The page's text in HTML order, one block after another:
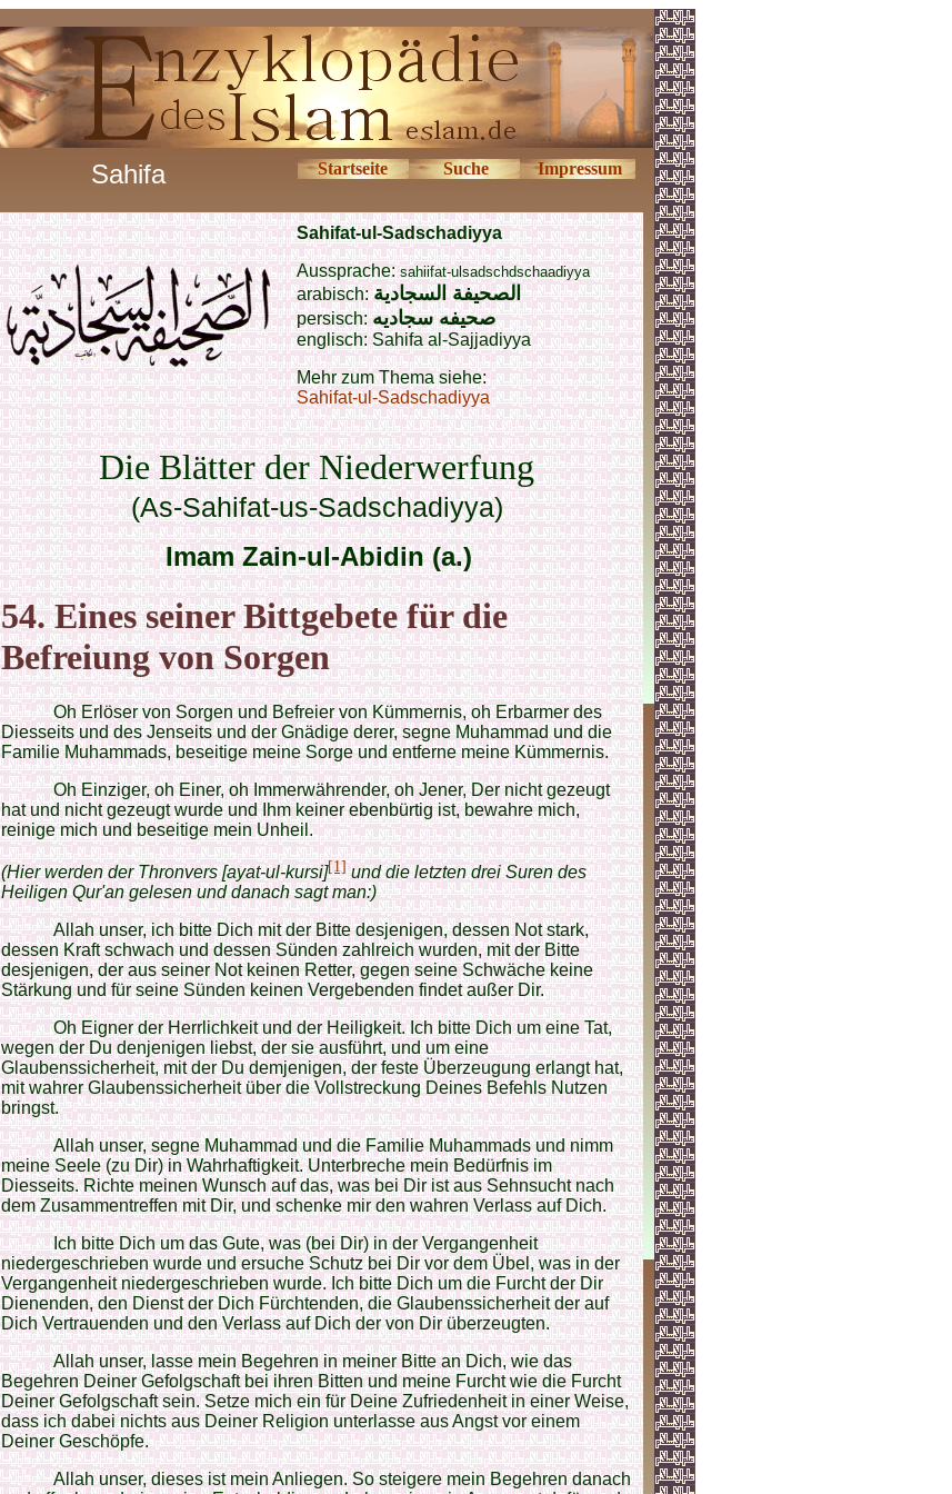
Sahifa Startseite Suche Impressum
Sahifat-ul-Sadschadiyya
Aussprache:sahiifat-ulsadschdschaadiyya
arabisch:الصحيفة السجادية
persisch:صحیفه سجادیه
englisch:Sahifa al-Sajjadiyya
Mehr zum Thema siehe:
Sahifat-ul-Sadschadiyya
Die Blätter der Niederwerfung
(As-Sahifat-us-Sadschadiyya)
Imam Zain-ul-Abidin (a.)
54. Eines seiner Bittgebete für die
Befreiung von Sorgen
Oh Erlöser von Sorgen und Befreier von Kümmernis, oh Erbarmer des
Diesseits und des Jenseits und der Gnädige derer, segne Muhammad und die
Familie Muhammads, beseitige meine Sorge und entferne meine Kümmernis.
Oh Einziger, oh Einer, oh Immerwährender, oh Jener, Der nicht gezeugt
hat und nicht gezeugt wurde und Ihm keiner ebenbürtig ist, bewahre mich,
reinige mich und beseitige mein Unheil.
(Hier werden der Thronvers [ayat-ul-kursi][1]und die letzten drei Suren des
Heiligen Qur'an gelesen und danach sagt man:)
Allah unser, ich bitte Dich mit der Bitte desjenigen, dessen Not stark,
dessen Kraft schwach und dessen Sünden zahlreich wurden, mit der Bitte
desjenigen, der aus seiner Not keinen Retter, gegen seine Schwäche keine
Stärkung und für seine Sünden keinen Vergebenden findet außer Dir.
Oh Eigner der Herrlichkeit und der Heiligkeit. Ich bitte Dich um eine Tat,
wegen der Du denjenigen liebst, der sie ausführt, und um eine
Glaubenssicherheit, mit der Du demjenigen, der feste Überzeugung erlangt hat,
mit wahrer Glaubenssicherheit über die Vollstreckung Deines Befehls Nutzen
bringst.
Allah unser, segne Muhammad und die Familie Muhammads und nimm
meine Seele (zu Dir) in Wahrhaftigkeit. Unterbreche mein Bedürfnis im
Diesseits. Richte meinen Wunsch auf das, was bei Dir ist aus Sehnsucht nach
dem Zusammentreffen mit Dir, und schenke mir den wahren Verlass auf Dich.
Ich bitte Dich um das Gute, was (bei Dir) in der Vergangenheit
niedergeschrieben wurde und ersuche Schutz bei Dir vor dem Übel, was in der
Vergangenheit niedergeschrieben wurde. Ich bitte Dich um die Furcht der Dir
Dienenden, den Dienst der Dich Fürchtenden, die Glaubenssicherheit der auf
Dich Vertrauenden und den Verlass auf Dich der von Dir überzeugten.
Allah unser, lasse mein Begehren in meiner Bitte an Dich, wie das
Begehren Deiner Gefolgschaft bei ihren Bitten und meine Furcht wie die Furcht
Deiner Gefolgschaft sein. Setze mich ein für Deine Zufriedenheit in einer Weise,
dass ich dabei nichts aus Deiner Religion unterlasse aus Angst vor einem
Deiner Geschöpfe.
Allah unser, dieses ist mein Anliegen. So steigere mein Begehren danach